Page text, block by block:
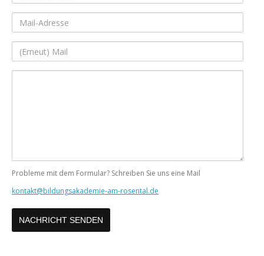
Mail-
(Erneut)
Probleme mit dem Formular? Schreiben Sie uns eine Mail
kontakt@bildungsakademie-am-rosental.de